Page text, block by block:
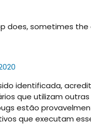
does, sometimes the
identificada,
que utilizam
estão
que executam